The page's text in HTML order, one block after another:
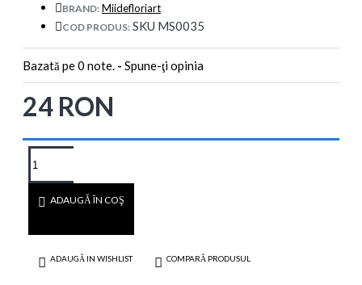
BRAND: Miidefloriart
COD PRODUS: SKU MS0035
Bazată pe 0 note. - Spune-ţi opinia
24 RON
ADAUGĂ ÎN COŞ
ADAUGĂ IN WISHLIST COMPARĂ PRODUSUL